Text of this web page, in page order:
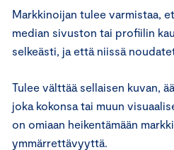
Markkinoijan tulee varmistaa,
median sivuston tai profiilin
selkeästi, ja että niissä
Tulee välttää sellaisen kuvan,
joka kokonsa tai muun
on omiaan heikentämään
ymmärrettävyyttä.